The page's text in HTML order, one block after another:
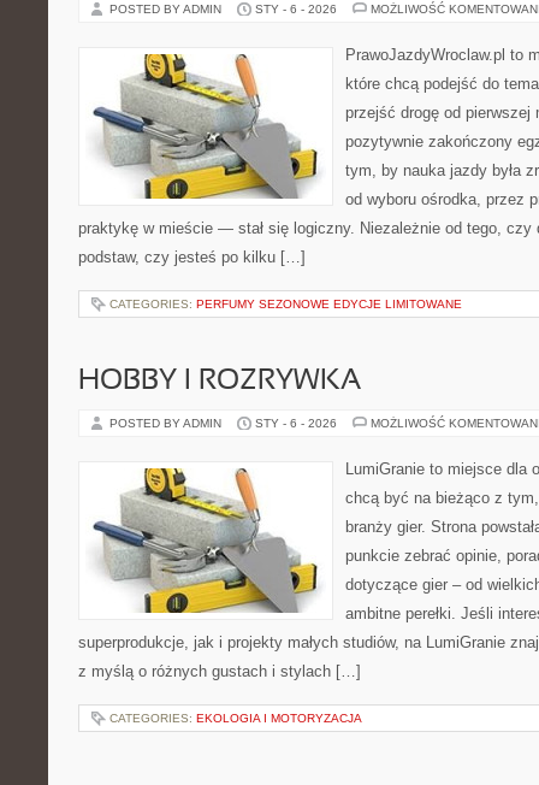
POSTED BY ADMIN STY - 6 - 2026 MOŻLIWOŚĆ
PrawoJazdyWroclaw.pl to
które chcą podejść do
przejść drogę od pierwszej
pozytywnie zakończony
tym, by nauka jazdy była
od wyboru ośrodka, przez
praktykę w mieście — stał się logiczny. Niezależnie od tego,
podstaw, czy jesteś po kilku […]
CATEGORIES: PERFUMY SEZONOWE EDYCJE LIMITOWANE
HOBBY I ROZRYWKA
POSTED BY ADMIN STY - 6 - 2026 MOŻLIWOŚĆ
LumiGranie to miejsce dla
chcą być na bieżąco z
branży gier. Strona
punkcie zebrać opinie,
dotyczące gier – od
ambitne perełki. Jeśli
superprodukcje, jak i projekty małych studiów, na LumiGranie
z myślą o różnych gustach i stylach […]
CATEGORIES: EKOLOGIA I MOTORYZACJA